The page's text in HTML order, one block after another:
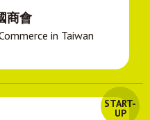
商會
in Taiwan
START-
UP